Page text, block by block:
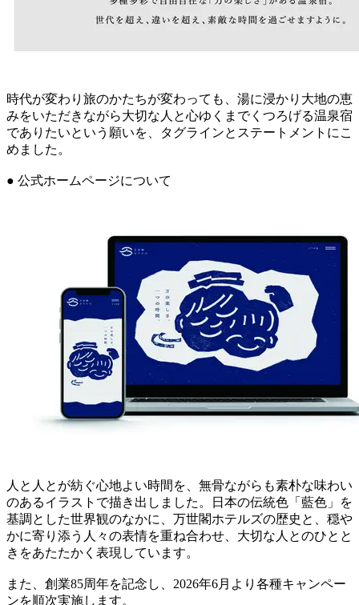
時代が変わり旅のかたちが変わっても、湯に浸かり大地の恵
みをいただきながら大切な人と心ゆくまでくつろげる温泉宿
でありたいという願いを、タグラインとステートメントにこ
めました。
● 公式ホームページについて
人と人とが紡ぐ心地よい時間を、無骨ながらも素朴な味わい
のあるイラストで描き出しました。日本の伝統色「藍色」を
基調とした世界観のなかに、万世閣ホテルズの歴史と、穏や
かに寄り添う人々の表情を重ね合わせ、大切な人とのひとと
きをあたたかく表現しています。
また、創業85周年を記念し、2026年6月より各種キャンペー
ンを順次実施します。